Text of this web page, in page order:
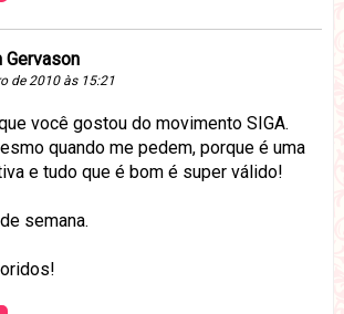
Gervason
de 2010 às 15:21
você gostou do movimento SIGA.
quando me pedem, porque é uma
e tudo que é bom é super válido!
semana.